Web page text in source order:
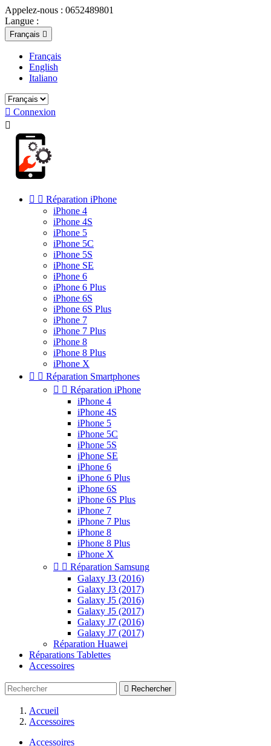
Appelez-nous : 0652489801
Langue :
Français 
Français
English
Italiano
 Connexion

  Réparation iPhone
iPhone 4
iPhone 4S
iPhone 5
iPhone 5C
iPhone 5S
iPhone SE
iPhone 6
iPhone 6 Plus
iPhone 6S
iPhone 6S Plus
iPhone 7
iPhone 7 Plus
iPhone 8
iPhone 8 Plus
iPhone X
  Réparation Smartphones
  Réparation iPhone
iPhone 4
iPhone 4S
iPhone 5
iPhone 5C
iPhone 5S
iPhone SE
iPhone 6
iPhone 6 Plus
iPhone 6S
iPhone 6S Plus
iPhone 7
iPhone 7 Plus
iPhone 8
iPhone 8 Plus
iPhone X
  Réparation Samsung
Galaxy J3 (2016)
Galaxy J3 (2017)
Galaxy J5 (2016)
Galaxy J5 (2017)
Galaxy J7 (2016)
Galaxy J7 (2017)
Réparation Huawei
Réparations Tablettes
Accessoires
 Rechercher
Accueil
Accessoires
Accessoires